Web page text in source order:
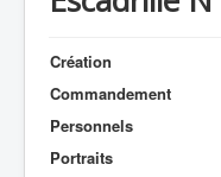
Chronologie
Escadrilles
Organisation
Avions
Création
Commandement
Personnels
Portraits